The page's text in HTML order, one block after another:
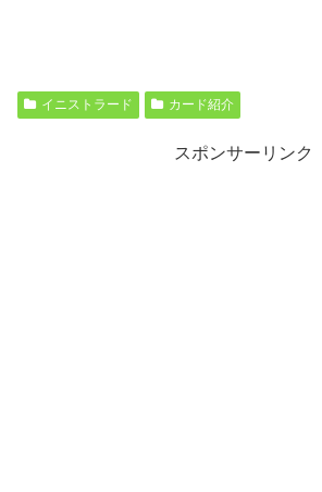
イニストラード カード紹介
スポンサーリンク